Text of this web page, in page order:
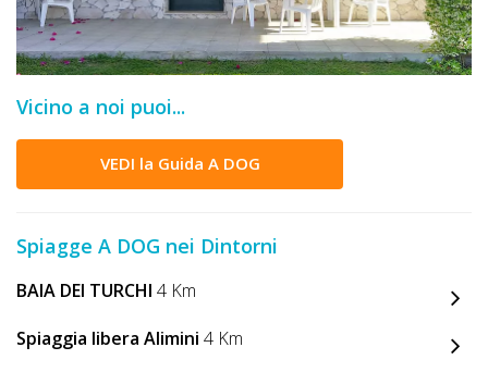
OFFERTE
A
DOG
A
Vicino a noi puoi...
VEDI la Guida A DOG
Spiagge A DOG nei Dintorni
BAIA DEI TURCHI 4 Km
Spiaggia libera Alimini 4 Km